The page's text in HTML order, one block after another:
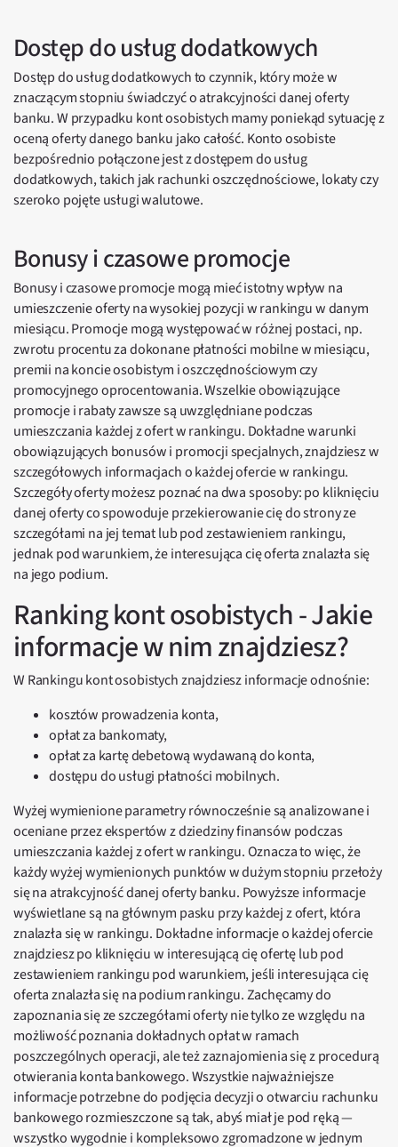
Dostęp do usług dodatkowych
Dostęp do usług dodatkowych to czynnik, który może w
znaczącym stopniu świadczyć o atrakcyjności danej oferty
banku. W przypadku kont osobistych mamy poniekąd sytuację z
oceną oferty danego banku jako całość. Konto osobiste
bezpośrednio połączone jest z dostępem do usług
dodatkowych, takich jak rachunki oszczędnościowe, lokaty czy
szeroko pojęte usługi walutowe.
Bonusy i czasowe promocje
Bonusy i czasowe promocje mogą mieć istotny wpływ na
umieszczenie oferty na wysokiej pozycji w rankingu w danym
miesiącu. Promocje mogą występować w różnej postaci, np.
zwrotu procentu za dokonane płatności mobilne w miesiącu,
premii na koncie osobistym i oszczędnościowym czy
promocyjnego oprocentowania. Wszelkie obowiązujące
promocje i rabaty zawsze są uwzględniane podczas
umieszczania każdej z ofert w rankingu. Dokładne warunki
obowiązujących bonusów i promocji specjalnych, znajdziesz w
szczegółowych informacjach o każdej ofercie w rankingu.
Szczegóły oferty możesz poznać na dwa sposoby: po kliknięciu
danej oferty co spowoduje przekierowanie cię do strony ze
szczegółami na jej temat lub pod zestawieniem rankingu,
jednak pod warunkiem, że interesująca cię oferta znalazła się
na jego podium.
Ranking kont osobistych - Jakie
informacje w nim znajdziesz?
W Rankingu kont osobistych znajdziesz informacje odnośnie:
kosztów prowadzenia konta,
opłat za bankomaty,
opłat za kartę debetową wydawaną do konta,
dostępu do usługi płatności mobilnych.
Wyżej wymienione parametry równocześnie są analizowane i
oceniane przez ekspertów z dziedziny finansów podczas
umieszczania każdej z ofert w rankingu. Oznacza to więc, że
każdy wyżej wymienionych punktów w dużym stopniu przełoży
się na atrakcyjność danej oferty banku. Powyższe informacje
wyświetlane są na głównym pasku przy każdej z ofert, która
znalazła się w rankingu. Dokładne informacje o każdej ofercie
znajdziesz po kliknięciu w interesującą cię ofertę lub pod
zestawieniem rankingu pod warunkiem, jeśli interesująca cię
oferta znalazła się na podium rankingu. Zachęcamy do
zapoznania się ze szczegółami oferty nie tylko ze względu na
możliwość poznania dokładnych opłat w ramach
poszczególnych operacji, ale też zaznajomienia się z procedurą
otwierania konta bankowego. Wszystkie najważniejsze
informacje potrzebne do podjęcia decyzji o otwarciu rachunku
bankowego rozmieszczone są tak, abyś miał je pod ręką —
wszystko wygodnie i kompleksowo zgromadzone w jednym